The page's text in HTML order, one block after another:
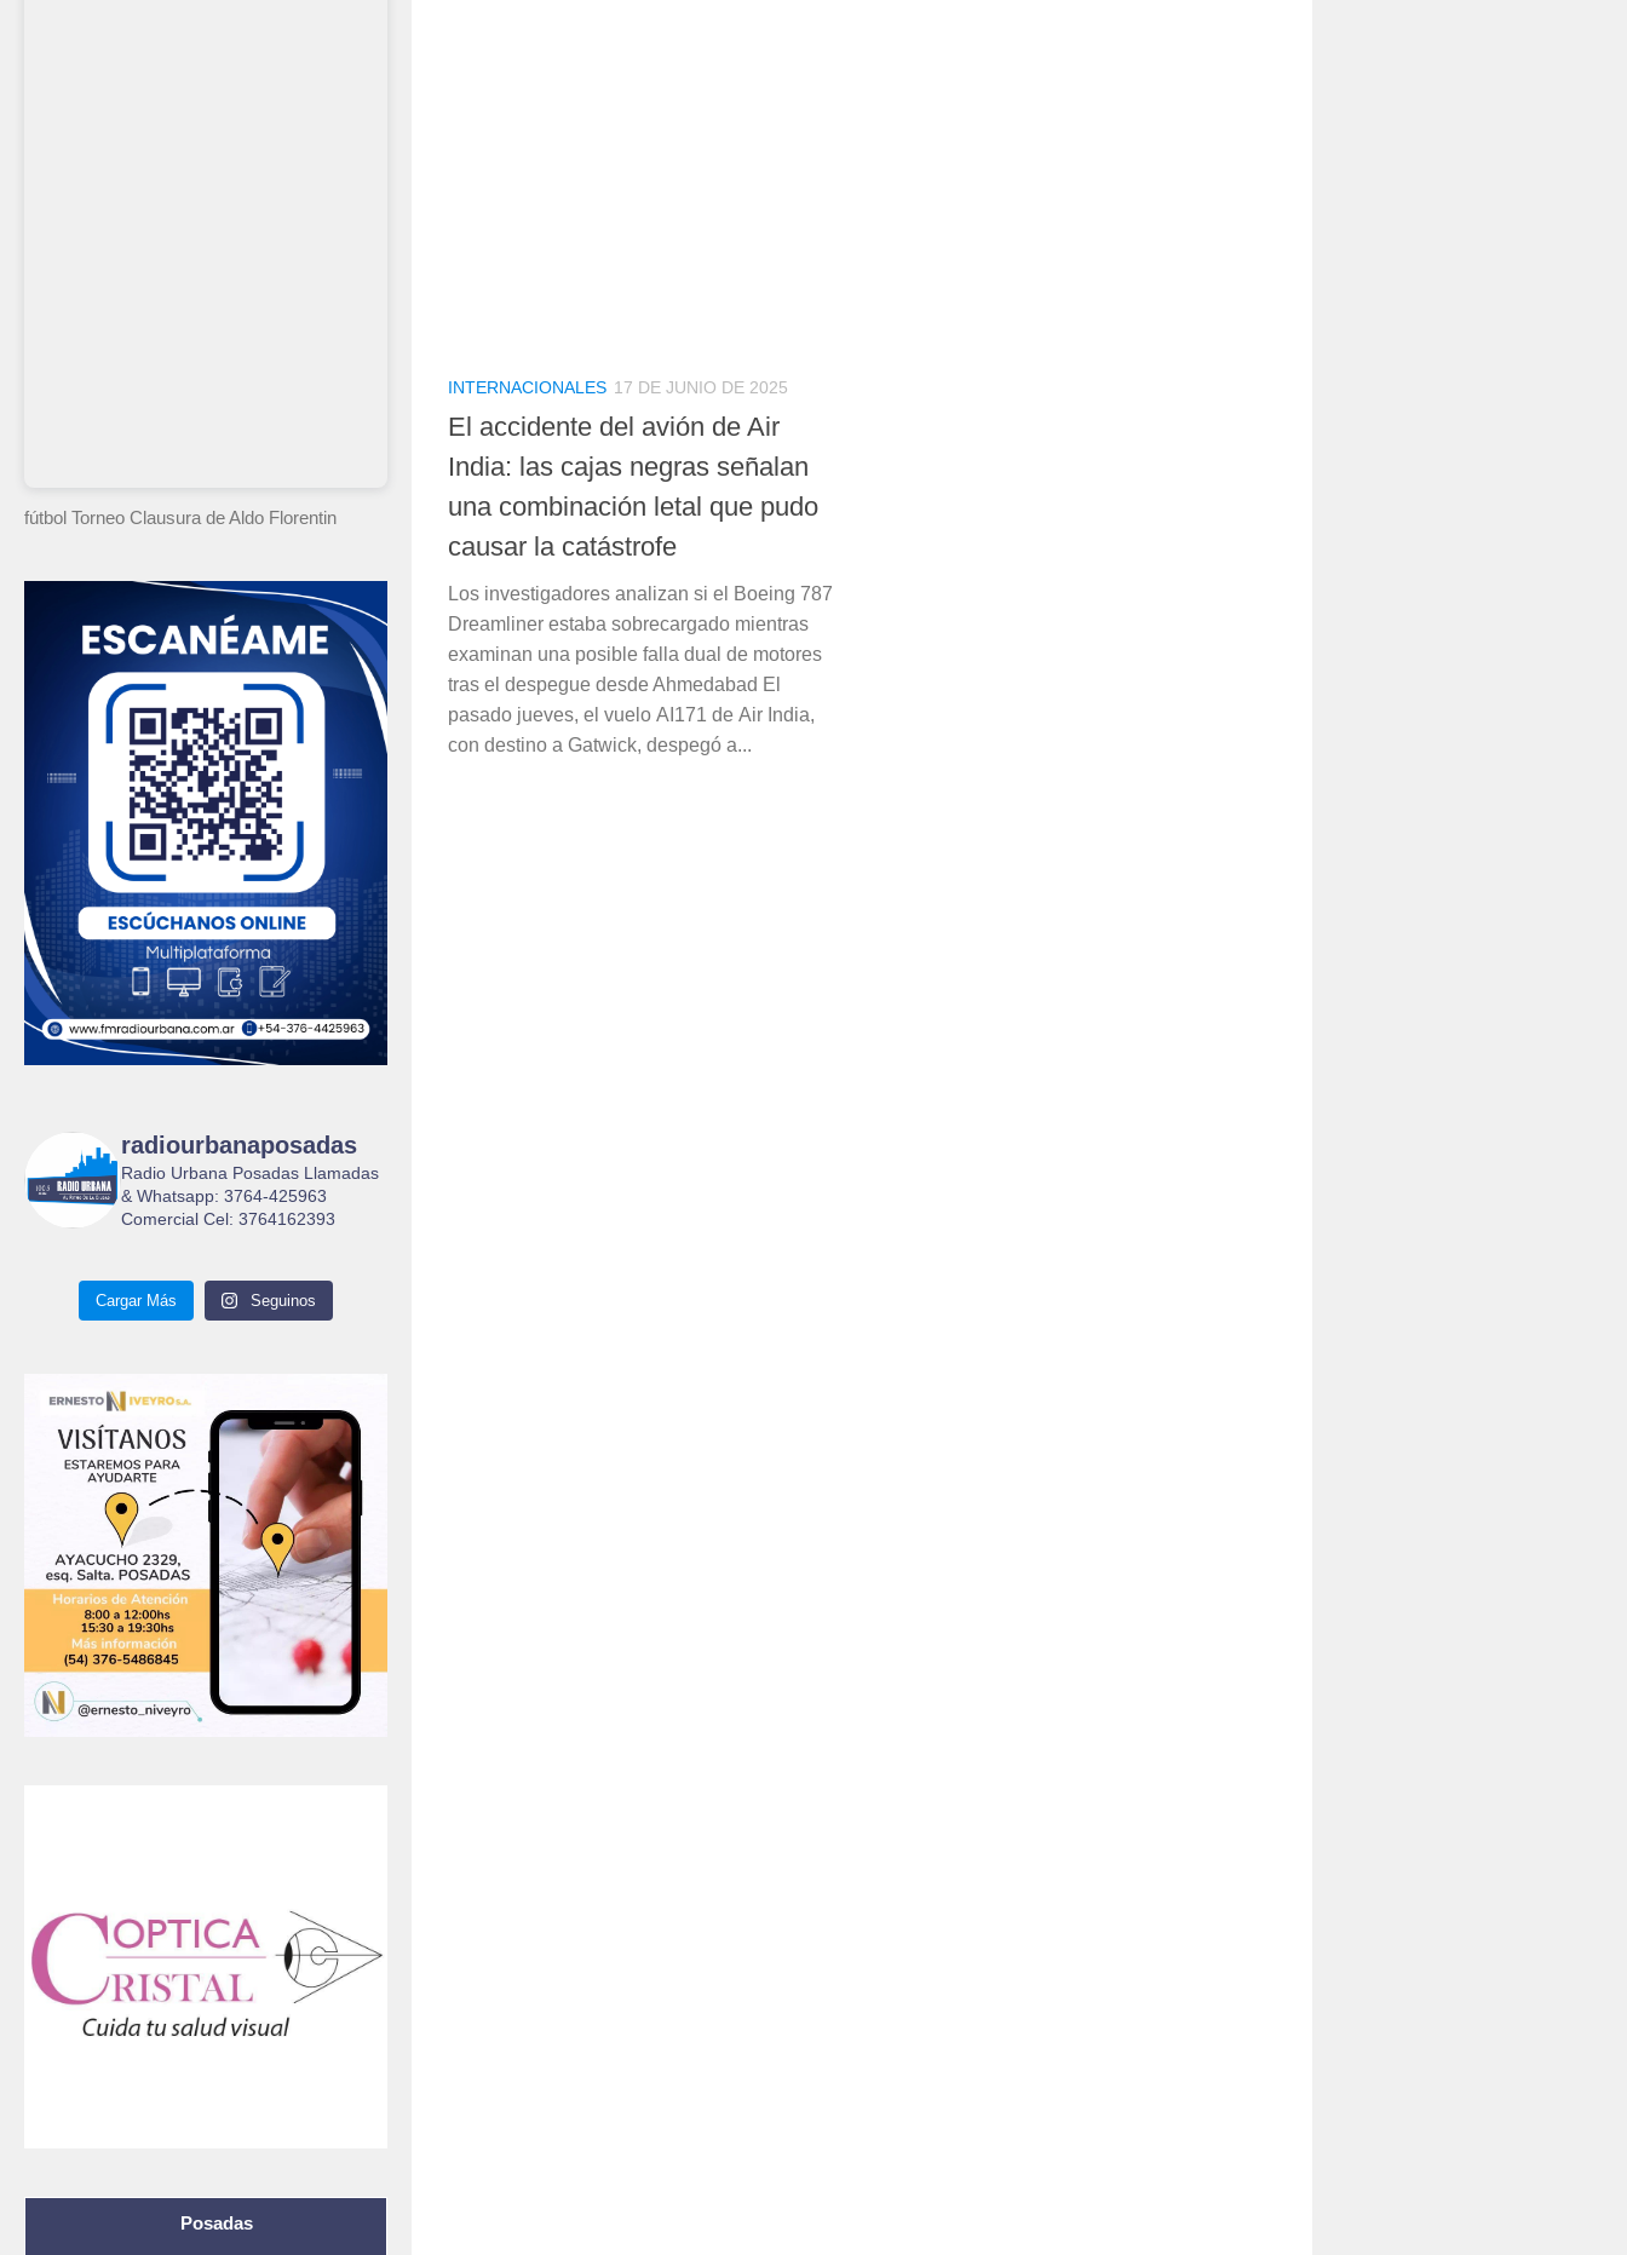
INTERNACIONALES 17 DE JUNIO DE 2025
El accidente del avión de Air
India: las cajas negras señalan
una combinación letal que pudo
causar la catástrofe
Los investigadores analizan si el Boeing 787
Dreamliner estaba sobrecargado mientras
examinan una posible falla dual de motores
tras el despegue desde Ahmedabad El
pasado jueves, el vuelo AI171 de Air India,
con destino a Gatwick, despegó a...
fútbol Torneo Clausurade Aldo Florentin
radiourbanaposadas
Radio Urbana Posadas Llamadas
& Whatsapp: 3764-425963
Comercial Cel: 3764162393
Cargar Más Seguinos
Posadas